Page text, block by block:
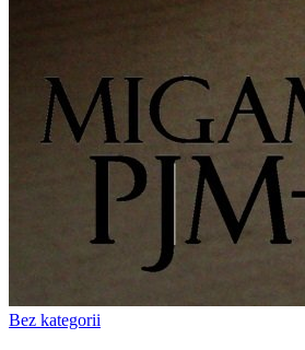
Bez kategorii